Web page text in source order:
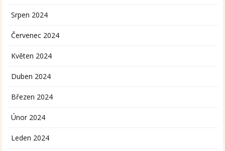
Srpen 2024
Červenec 2024
Květen 2024
Duben 2024
Březen 2024
Únor 2024
Leden 2024